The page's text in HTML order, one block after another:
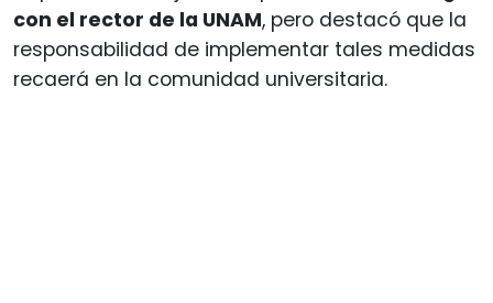
con el rector de la UNAM, pero destacó que la
responsabilidad de implementar tales medidas
recaerá en la comunidad universitaria.